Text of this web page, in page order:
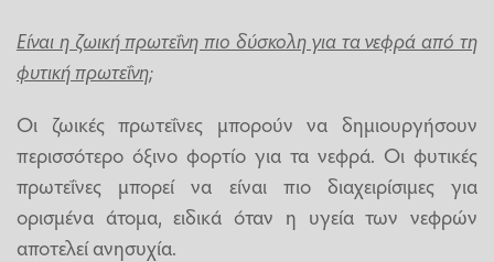
Είναι η ζωική πρωτεΐνη πιο δύσκολη για τα νεφρά από τη
φυτική πρωτεΐνη;
Οι ζωικές πρωτεΐνες μπορούν να δημιουργήσουν
περισσότερο όξινο φορτίο για τα νεφρά. Οι φυτικές
πρωτεΐνες μπορεί να είναι πιο διαχειρίσιμες για
ορισμένα άτομα, ειδικά όταν η υγεία των νεφρών
αποτελεί ανησυχία.